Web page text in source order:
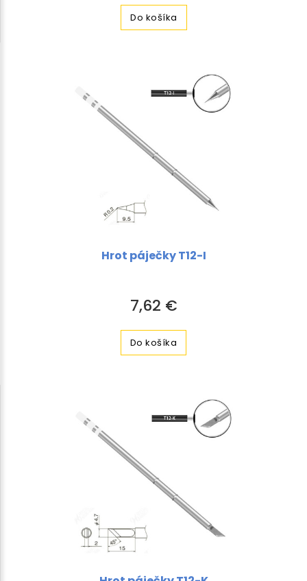
Do košíka
Hrot páječky T12-I
7,62 €
Do košíka